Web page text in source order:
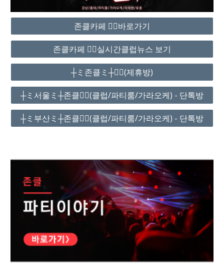
존클카페 ❤️‍🔥바로가기
존클카페 ❤️‍🔥실시간클럽뉴스 보기
┼ミ존클ミ┼❤️‍🔥(제휴방)
┼ミ서울ミ┼존클❤️‍🔥(클럽/파티룸/가라오케) - 단톡방
┼ミ부산ミ┼존클❤️‍🔥(클럽/파티룸/가라오케) - 단톡방